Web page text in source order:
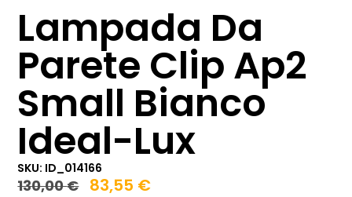
Lampada Da
Parete Clip Ap2
Small Bianco
Ideal-Lux
SKU: ID_014166
130,00€ 83,55 €